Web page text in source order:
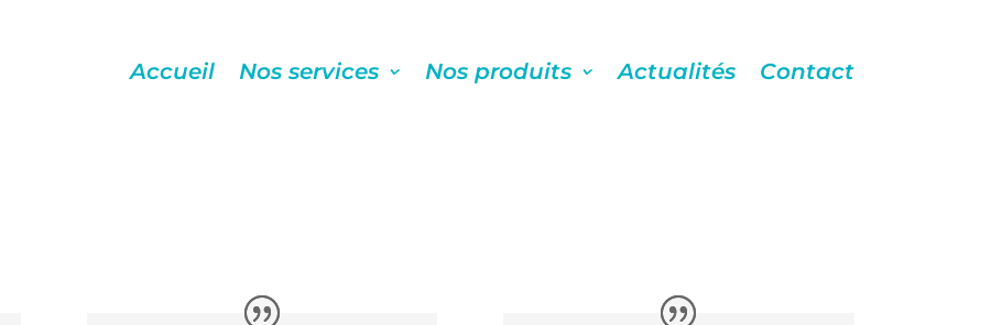
Accueil Nos services Nos produits Actualités Contact